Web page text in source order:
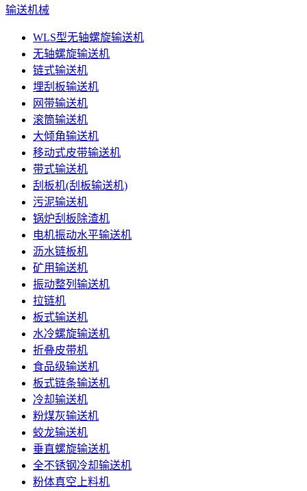
输送机械
WLS型无轴螺旋输送机
无轴螺旋输送机
链式输送机
埋刮板输送机
网带输送机
滚筒输送机
大倾角输送机
移动式皮带输送机
带式输送机
刮板机(刮板输送机)
污泥输送机
锅炉刮板除渣机
电机振动水平输送机
沥水链板机
矿用输送机
振动整列输送机
拉链机
板式输送机
水冷螺旋输送机
折叠皮带机
食品级输送机
板式链条输送机
冷却输送机
粉煤灰输送机
蛟龙输送机
垂直螺旋输送机
全不锈钢冷却输送机
粉体真空上料机